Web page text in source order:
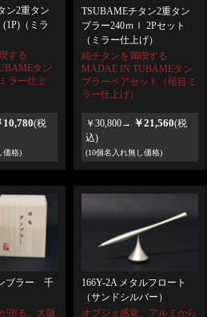
ン2重タン
（ミラ
する
タン
ラー仕上
10,780(税
価格)
TSUBAMEチタン2重タン
ブラー240ｍｌ 2Pセット
（ミラー仕上げ）
純チタンを満喫する
MADAE IN TUBAMEタン
ブラーペアセット（槌目ミ
ラー仕上げ）
￥30,800→ ￥21,560(税
込)
(10個名入れ無し価格)
ブラー 千
宿る。大阪
166Y-2A メタルフロート
（サンドシルバー）
オブジェ感覚。アルミから